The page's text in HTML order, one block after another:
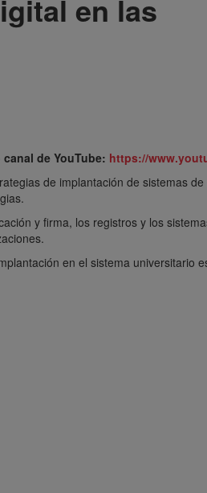
en las
de YouTube: https://
de implantación de sistemas
y firma, los registros y los
en el sistema universitario